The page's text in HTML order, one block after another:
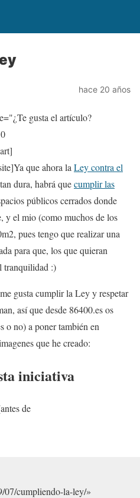
hace 20 años
gusta el artículo?
0
que ahora la Ley contra el
dura, habrá quecumplir las
públicos cerrados donde
y el mio (como muchos de los
pues tengo que realizar una
para que, los que quieran
tranquilidad :)
gusta cumplir la Ley y respetar
así que desde 86400.es os
o no) a poner también en
que he creado:
iniciativa
de
07/cumpliendo-la-ley/»